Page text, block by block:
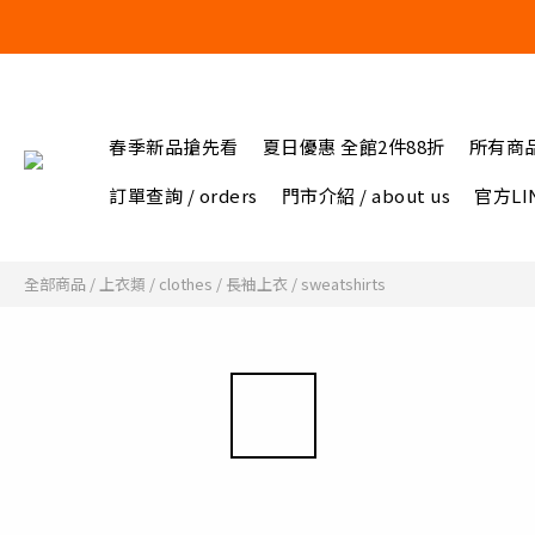
春季新品搶先看 夏日優惠 全館2件88折
所有商
訂單查詢 / orders
門市介紹 / about us 官方
全部商品 /上衣類 / clothes / 長袖上衣 / sweatshirts